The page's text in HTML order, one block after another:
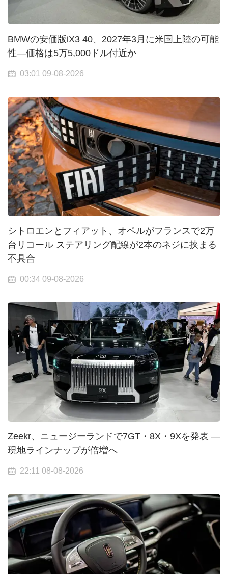
BMWの安価版iX3 40、2027年3月に米国上陸の可能
性—価格は5万5,000ドル付近か
03:01 09-08-2026
シトロエンとフィアット、オペルがフランスで2万
台リコール ステアリング配線が2本のネジに挟まる
不具合
00:34 09-08-2026
Zeekr、ニュージーランドで7GT・8X・9Xを発表 —
現地ラインナップが倍増へ
22:11 08-08-2026